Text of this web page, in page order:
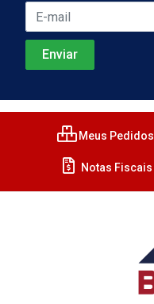
Meus Pedidos
Notas Fiscais